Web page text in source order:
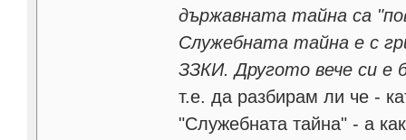
държавната тайна са
Служебната тайна е с
ЗЗКИ. Другото вече си е
т.е. да разбирам ли че -
"Служебната тайна" - а